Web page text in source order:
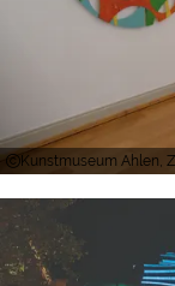
Kunstmuseum Ahlen,